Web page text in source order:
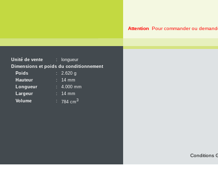
Unité de vente :
longueur
Dimensions et poids du conditionnement
Poids
:
2.620 g
Hauteur
:
14 mm
Longueur
:
4.000 mm
Largeur
:
14 mm
Volume
: 784 cm3
Attention Pour commander ou
Conditions